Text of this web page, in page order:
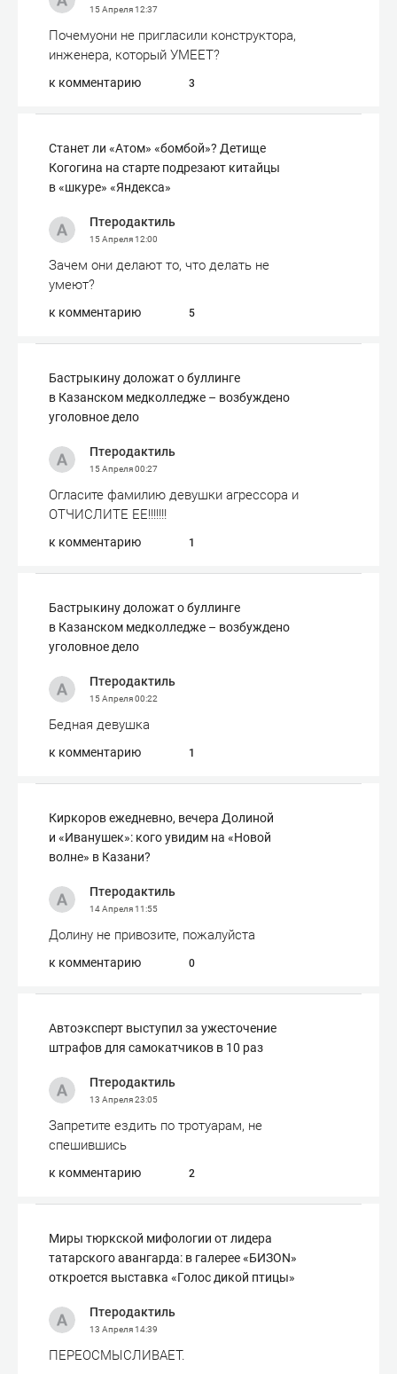
15 Апреля12:37
Почемуони не пригласили конструктора,
инженера, который УМЕЕТ?
к комментарию 3
Станет ли «Атом» «бомбой»? Детище
Когогина на старте подрезают китайцы
в «шкуре» «Яндекса»
Птеродактиль
15 Апреля12:00
Зачем они делают то, что делать не
умеют?
к комментарию 5
Бастрыкину доложат о буллинге
в Казанском медколледже – возбуждено
уголовное дело
Птеродактиль
15 Апреля00:27
Огласите фамилию девушки агрессора и
ОТЧИСЛИТЕ ЕЕ!!!!!!!
к комментарию 1
Бастрыкину доложат о буллинге
в Казанском медколледже – возбуждено
уголовное дело
Птеродактиль
15 Апреля00:22
Бедная девушка
к комментарию 1
Киркоров ежедневно, вечера Долиной
и «Иванушек»: кого увидим на «Новой
волне» в Казани?
Птеродактиль
14 Апреля11:55
Долину не привозите, пожалуйста
к комментарию 0
Автоэксперт выступил за ужесточение
штрафов для самокатчиков в 10 раз
Птеродактиль
13 Апреля23:05
Запретите ездить по тротуарам, не
спешившись
к комментарию 2
Миры тюркской мифологии от лидера
татарского авангарда: в галерее «БИЗОN»
откроется выставка «Голос дикой птицы»
Птеродактиль
13 Апреля14:39
ПЕРЕОСМЫСЛИВАЕТ.